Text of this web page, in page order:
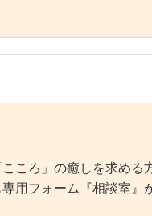
ころ」の癒しを求める
用フォーム『相談室』